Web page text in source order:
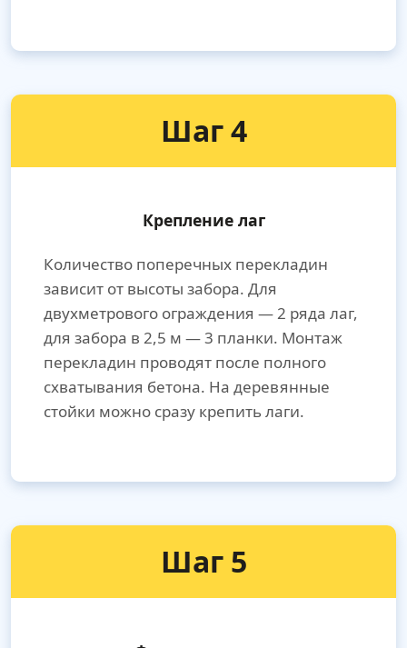
Шаг 4
Крепление лаг
Количество поперечных перекладин
зависит от высоты забора. Для
двухметрового ограждения — 2 ряда лаг,
для забора в 2,5 м — 3 планки. Монтаж
перекладин проводят после полного
схватывания бетона. На деревянные
стойки можно сразу крепить лаги.
Шаг 5